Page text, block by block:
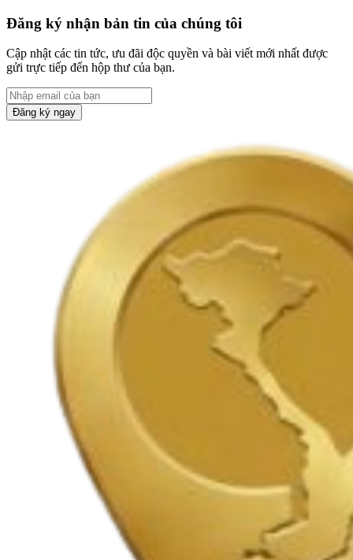
Đăng ký nhận bản tin của chúng tôi
Cập nhật các tin tức, ưu đãi độc quyền và bài viết mới nhất được
gửi trực tiếp đến hộp thư của bạn.
Đăng ký ngay